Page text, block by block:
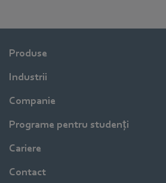
Produse
Industrii
Companie
Programe pentru studenți
Cariere
Contact